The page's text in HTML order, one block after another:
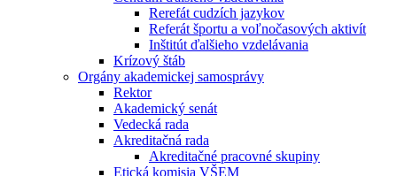
Rerefát cudzích jazykov
Referát športu a voľnočasových aktivít
Inštitút ďalšieho vzdelávania
Krízový štáb
Orgány akademickej samosprávy
Rektor
Akademický senát
Vedecká rada
Akreditačná rada
Akreditačné pracovné skupiny
Etická komisia VŠEM